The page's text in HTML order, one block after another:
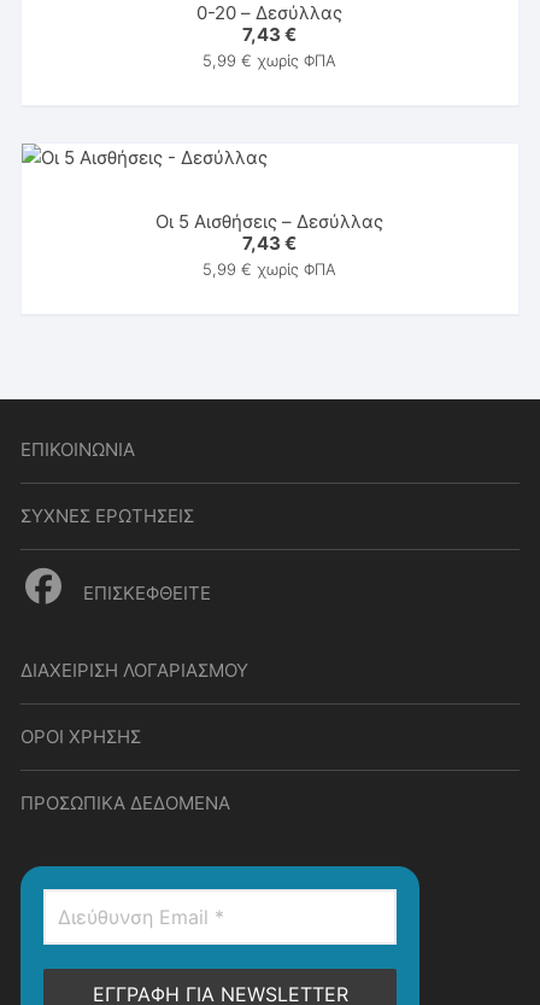
0-20 – Δεσύλλας
7,43€
5,99€ χωρίς ΦΠΑ
Οι 5 Αισθήσεις – Δεσύλλας
7,43€
5,99€ χωρίς ΦΠΑ
ΕΠΙΚΟΙΝΩΝΙΑ
ΣΥΧΝΕΣ ΕΡΩΤΗΣΕΙΣ
ΕΠΙΣΚΕΦΘΕΙΤΕ
ΔΙΑΧΕΙΡΙΣΗ ΛΟΓΑΡΙΑΣΜΟΥ
ΟΡΟΙ ΧΡΗΣΗΣ
ΠΡΟΣΩΠΙΚΑ ΔΕΔΟΜΕΝΑ